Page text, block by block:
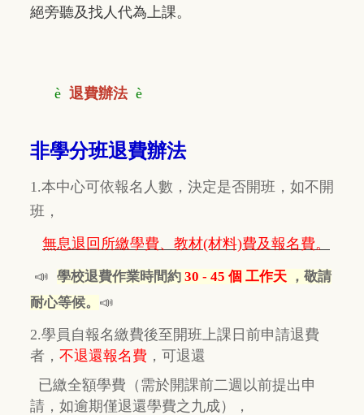
絕旁聽及找人代為上課。
è 退費辦法 è
非學分班退費辦法
1.本中心可依報名人數，決定是否開班，如不開
班，
無息退回所繳學費、教材(材料)費及報名費。
📣 學校退費作業時間約 30 - 45 個 工作天 ，敬請
耐心等候。 📣
2.學員自報名繳費後至開班上課日前申請退費
者， 不退還報名費 ， 可退還
已繳全額學費 （需於開課前二週以前提出申
請，如逾期僅退還學費之九成），